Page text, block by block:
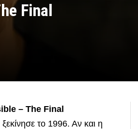
Final
– The Final
το 1996. Αν και η